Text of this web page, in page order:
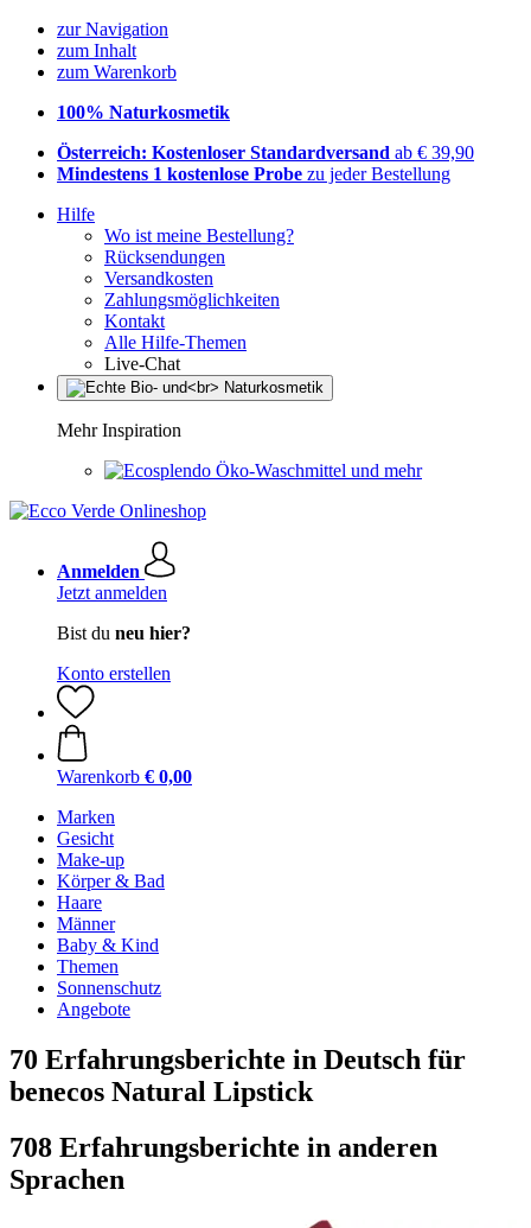
zur Navigation
zum Inhalt
zum Warenkorb
100% Naturkosmetik
Österreich: Kostenloser Standardversand ab € 39,90
Mindestens 1 kostenlose Probe zu jeder Bestellung
Hilfe
Wo ist meine Bestellung?
Rücksendungen
Versandkosten
Zahlungsmöglichkeiten
Kontakt
Alle Hilfe-Themen
Live-Chat
Mehr Inspiration
Öko-Waschmittel und mehr
Anmelden
Jetzt anmelden
Bist du neu hier?
Konto erstellen
Warenkorb € 0,00
Marken
Gesicht
Make-up
Körper & Bad
Haare
Männer
Baby & Kind
Themen
Sonnenschutz
Angebote
70 Erfahrungsberichte in Deutsch für
benecos Natural Lipstick
708 Erfahrungsberichte in anderen
Sprachen